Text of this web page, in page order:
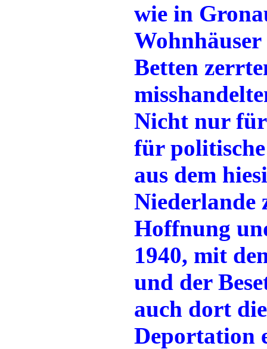
wie in
Betten
Nicht nur für
für
aus dem
Niederlande
Hoffnung
1940, mit
und der
auch dort
Deportation